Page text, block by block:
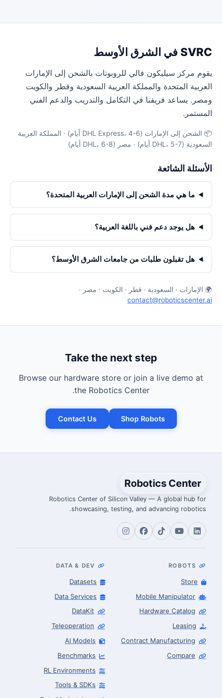
SVRC في الشرق الأوسط
يقوم مركز سيليكون فالي للروبوتات بالشحن إلى الإمارات
العربية المتحدة والمملكة العربية السعودية وقطر والكويت
ومصر. يساعد فريقنا في التكامل والتدريب والدعم الفني
المستمر.
📦 الشحن إلى الإمارات (DHL Express، 4-6 أيام) · المملكة العربية
السعودية (DHL، 5-7 أيام) · مصر (DHL، 6-8 أيام)
الأسئلة الشائعة
ما هي مدة الشحن إلى الإمارات العربية المتحدة؟
هل يوجد دعم فني باللغة العربية؟
هل تقبلون طلبات من جامعات الشرق الأوسط؟
🌍 الإمارات · السعودية · قطر · الكويت · مصر ·
contact@roboticscenter.ai
Take the next step
Browse our hardware store or join a live demo at
the Robotics Center.
Shop Robots
Contact Us
Robotics Center
Robotics Center of Silicon Valley — A global hub for
showcasing, testing, and advancing robotics.
ROBOTS
Store
Mobile Manipulator
Hardware Catalog
Leasing
Contract Manufacturing
Compare
DATA & DEV
Datasets
Data Services
DataKit
Teleoperation
AI Models
Benchmarks
RL Environments
Tools & SDKs